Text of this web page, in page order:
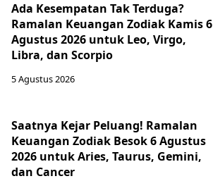
Ada Kesempatan Tak Terduga?
Ramalan Keuangan Zodiak Kamis 6
Agustus 2026 untuk Leo, Virgo,
Libra, dan Scorpio
5 Agustus 2026
Saatnya Kejar Peluang! Ramalan
Keuangan Zodiak Besok 6 Agustus
2026 untuk Aries, Taurus, Gemini,
dan Cancer